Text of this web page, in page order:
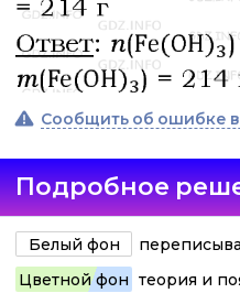
Сообщить об ошибке
Подробное
Белый фон
Цветной фон теория и